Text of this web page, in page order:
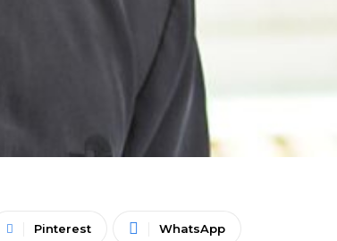
Pinterest WhatsApp